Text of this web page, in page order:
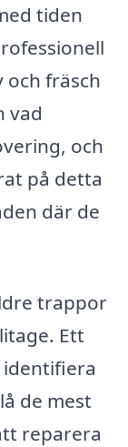
tiden
fräsch
vad
och
på detta
där de
trappor
Ett
de mest
reparera